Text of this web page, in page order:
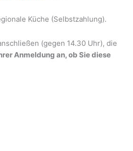
Küche (Selbstzahlung).
(gegen 14.30 Uhr), die
Anmeldung an, ob Sie diese